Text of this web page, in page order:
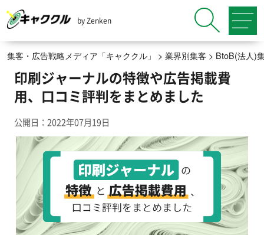
by Zenken
集客・広告戦略メディア「キャククル」 > 業界別集客 > BtoB(法人)
印刷ジャーナルの特徴や広告掲載費
用、口コミ評判をまとめました
公開日：2022年07月19日